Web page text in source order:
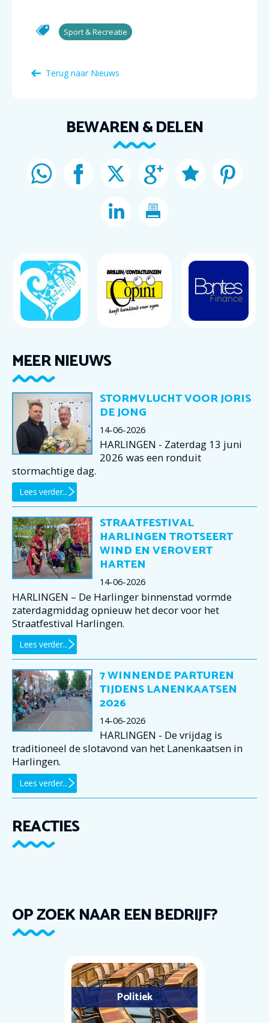
Sport & Recreatie
Terug naar Nieuws
BEWAREN & DELEN
MEER NIEUWS
STORMVLUCHT VOOR JORIS
DE JONG
14-06-2026
HARLINGEN - Zaterdag 13 juni
2026 was een ronduit
stormachtige dag.
Lees verder...
STRAATFESTIVAL
HARLINGEN TROTSEERT
WIND EN VEROVERT
HARTEN
14-06-2026
HARLINGEN – De Harlinger binnenstad vormde
zaterdagmiddag opnieuw het decor voor het
Straatfestival Harlingen.
Lees verder...
7 WINNENDE PARTUREN
TIJDENS LANENKAATSEN
2026
14-06-2026
HARLINGEN - De vrijdag is
traditioneel de slotavond van het Lanenkaatsen in
Harlingen.
Lees verder...
REACTIES
OP ZOEK NAAR EEN BEDRIJF?
Politiek